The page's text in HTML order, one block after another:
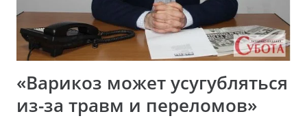
«Варикоз может усугубляться
из-за травм и переломов»